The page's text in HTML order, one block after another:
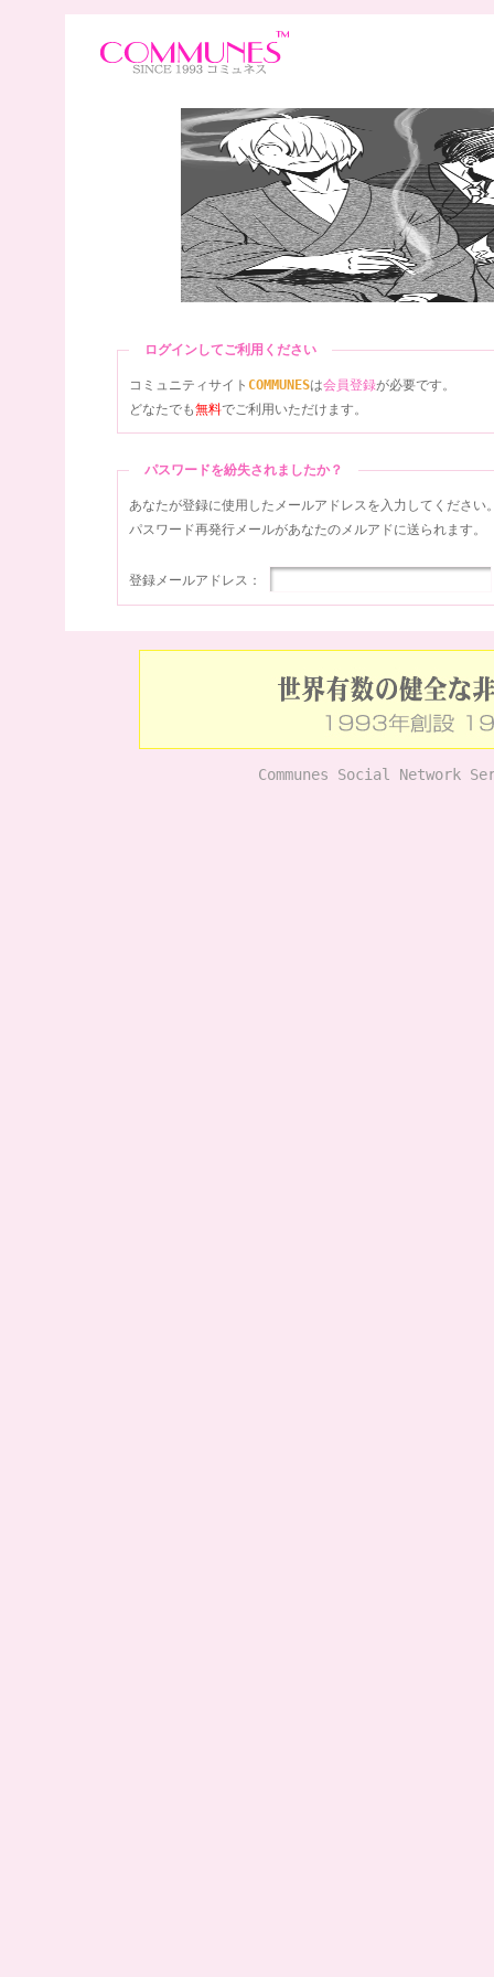
ログインしてご利用ください
コミュニティサイト COMMUNESは会員登録が必要です。
どなたでも無料でご利用いただけます。
パスワードを紛失されましたか？
あなたが登録に使用したメールアドレスを入力してください
パスワード再発行メールがあなたのメルアドに送られます。
登録メールアドレス：
Communes Social Network